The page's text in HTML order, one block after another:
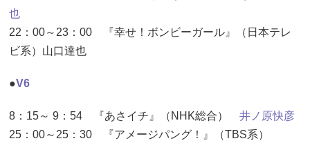
也
22：00～23：00 『幸せ！ボンビーガール』（日本テレ
ビ系）山口達也
●V6
8：15～ 9：54 『あさイチ』（NHK総合） 井ノ原快彦
25：00～25：30 『アメージパング！』（TBS系）